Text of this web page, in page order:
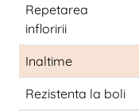
Repetarea
infloririi
Inaltime
Rezistenta la boli